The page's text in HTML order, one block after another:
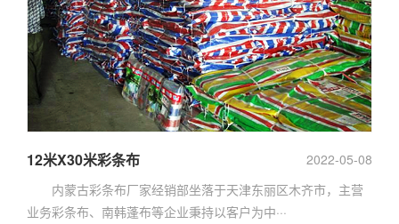
2022-05-08
12米X30米彩条布
内蒙古彩条布厂家经销部坐落于天津东丽区木齐市，主营
业务彩条布、南韩蓬布等企业秉持以客户为中···